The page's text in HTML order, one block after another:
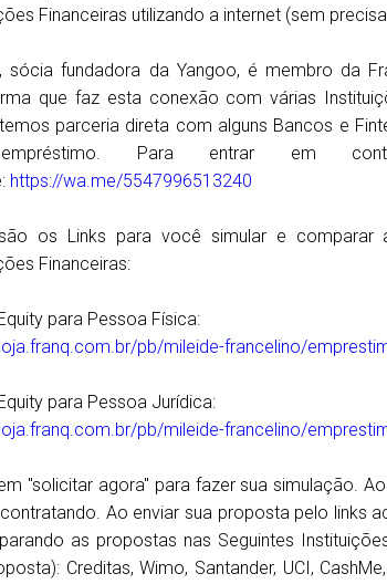
Financeiras utilizando a internet (sem
sócia fundadora da Yangoo, é membro da
que faz esta conexão com várias
parceria direta com alguns Bancos e
Para entrar em
https://wa.me/5547996513240
os Links para você simular e comparar
Financeiras:
para Pessoa Física:
pb/mileide-francelino/
para Pessoa Jurídica:
pb/mileide-francelino/
"solicitar agora" para fazer sua simulação.
Ao enviar sua proposta pelo links
as propostas nas Seguintes
Creditas, Wimo, Santander, UCI,